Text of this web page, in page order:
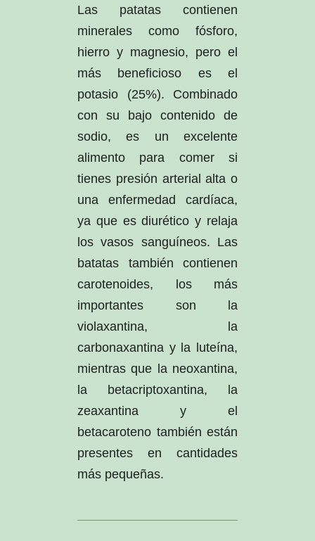
Las patatas contienen
minerales como fósforo,
hierro y magnesio, pero el
más beneficioso es el
potasio (25%). Combinado
con su bajo contenido de
sodio, es un excelente
alimento para comer si
tienes presión arterial alta o
una enfermedad cardíaca,
ya que es diurético y relaja
los vasos sanguíneos. Las
batatas también contienen
carotenoides, los más
importantes son la
violaxantina, la
carbonaxantina y la luteína,
mientras que la neoxantina,
la betacriptoxantina, la
zeaxantina y el
betacaroteno también están
presentes en cantidades
más pequeñas.